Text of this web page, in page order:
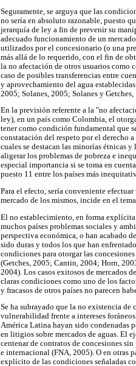
Seguramente, se arguya que las
no sería en absoluto razonable, puesto
jerarquía de ley a fin de prevenir su
adecuado funcionamiento de un
utilizados por el concesionario (o una
más allá de lo requerido, con el fin de
la no afectación de otros usuarios como
caso de posibles transferencias entre
y aprovechamiento del agua
2005; Solanes, 2005; Solanes y Getches,
En la previsión referente a la "no
ley), en un país como Colombia, el
tener como condición fundamental que
constatación del respeto por el derecho
cuales se destacan las minorías étnicas
aligerar los problemas de pobreza e
especial importancia si se toma en
puesto 11 entre los países más
Para el efecto, sería conveniente
mercado de los mismos, incide en el
El no establecimiento, en forma explícita
muchos países problemas sociales y
perspectiva económica, o han acabado
sido duras y todos los que han
condiciones para otorgar las
(Getches, 2005; Cantin, 2004; Horn,
2004). Los casos exitosos de mercados
claras condiciones como uno de los
y fracasos de otros países no parecen
Se ha subrayado que la no existencia
vulnerabilidad frente a intereses
América Latina hayan sido condenadas
en litigios sobre mercados de aguas. El
centenar de contratos de concesiones
e internacional (FNA, 2005). O en otras
explícito de las condiciones señaladas